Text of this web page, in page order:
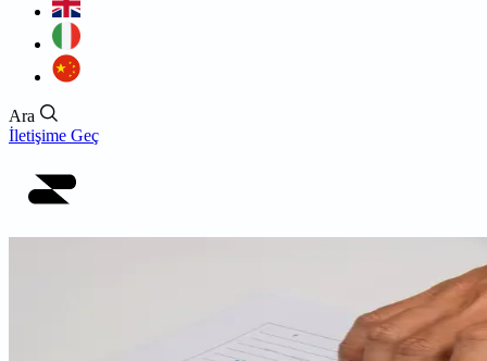
Ara
İletişime Geç